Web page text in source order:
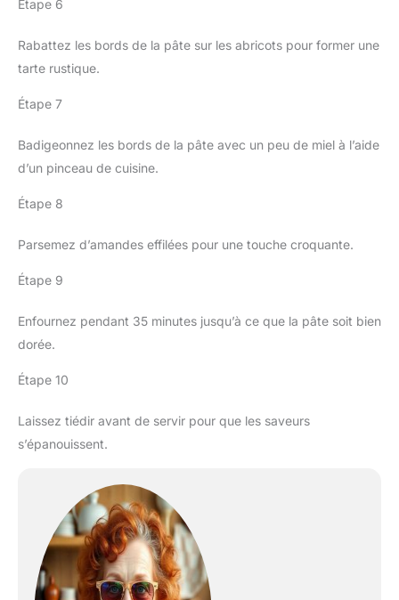
Étape 6
Rabattez les bords de la pâte sur les abricots pour former une
tarte rustique.
Étape 7
Badigeonnez les bords de la pâte avec un peu de miel à l’aide
d’un pinceau de cuisine.
Étape 8
Parsemez d’amandes effilées pour une touche croquante.
Étape 9
Enfournez pendant 35 minutes jusqu’à ce que la pâte soit bien
dorée.
Étape 10
Laissez tiédir avant de servir pour que les saveurs
s’épanouissent.